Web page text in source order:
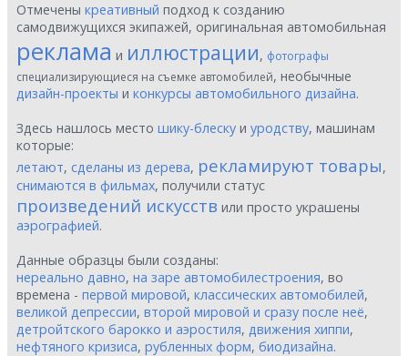
Отмечены креативный подход к созданию
самодвижущихся экипажей, оригинальная автомобильная
реклама и иллюстрации, фотографы
специализирующиеся на съемке автомобилей, необычные
дизайн-проекты и конкурсы автомобильного дизайна.
Здесь нашлось место шику-блеску и уродству, машинам
которые:
летают, сделаны из дерева, рекламируют товары,
снимаются в фильмах, получили статус
произведений искусств или просто украшены
аэрографией.
Данные образцы были созданы:
нереально давно, на заре автомобилестроения, во
времена - первой мировой, классических автомобилей,
великой депрессии, второй мировой и сразу после неё,
детройтского барокко и аэростиля, движения хиппи,
нефтяного кризиса, рубленных форм, биодизайна.